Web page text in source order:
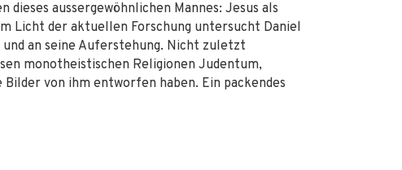
aussergewöhnlichen Mannes: Jesus als
Licht der aktuellen Forschung untersucht Daniel
an seine Auferstehung. Nicht zuletzt
monotheistischen Religionen Judentum,
von ihm entworfen haben. Ein packendes